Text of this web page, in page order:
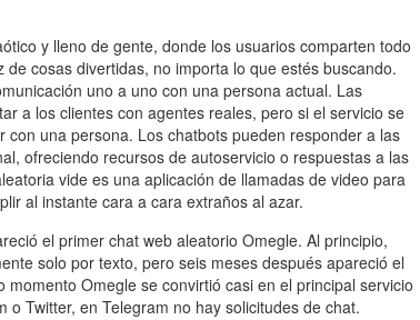
y lleno de gente, donde los usuarios comparten todo
cosas divertidas, no importa lo que estés buscando.
uno a uno con una persona actual. Las
a los clientes con agentes reales, pero si el servicio se
una persona. Los chatbots pueden responder a las
ofreciendo recursos de autoservicio o respuestas a las
vide es una aplicación de llamadas de video para
al instante cara a cara extraños al azar.
el primer chat web aleatorio Omegle. Al principio,
solo por texto, pero seis meses después apareció el
Omegle se convirtió casi en el principal servicio
Twitter, en Telegram no hay solicitudes de chat.